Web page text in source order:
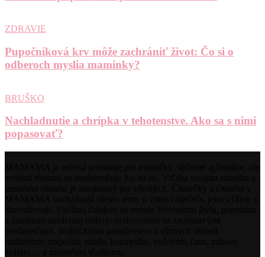
ZDRAVIE
Pupočníková krv môže zachrániť život: Čo si o
odberoch myslia maminky?
BRUŠKO
Nachladnutie a chrípka v tehotenstve. Ako sa s nimi
popasovať?